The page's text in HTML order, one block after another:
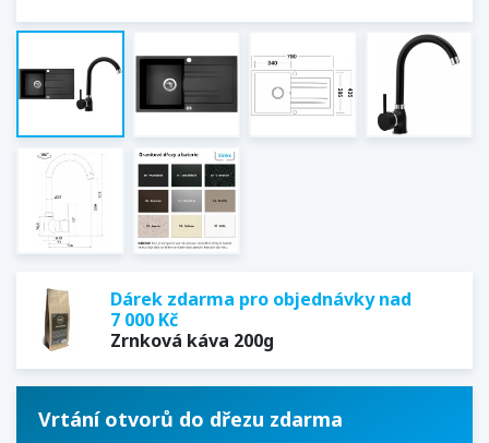
Dárek zdarma pro objednávky nad
7 000 Kč
Zrnková káva 200g
Vrtání otvorů do dřezu zdarma